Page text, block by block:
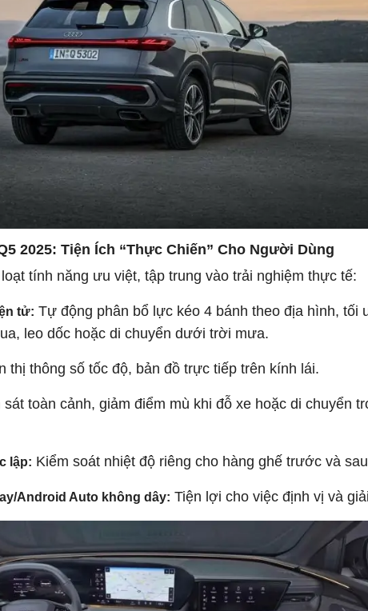
2025: Tiện Ích “Thực Chiến” Cho Người Dùng
tính năng ưu việt, tập trung vào trải nghiệm thực tế:
tử: Tự động phân bổ lực kéo 4 bánh theo địa hình, tối
leo dốc hoặc di chuyển dưới trời mưa.
thị thông số tốc độ, bản đồ trực tiếp trên kính lái.
sát toàn cảnh, giảm điểm mù khi đỗ xe hoặc di chuyển
lập: Kiểm soát nhiệt độ riêng cho hàng ghế trước và
Android Auto không dây: Tiện lợi cho việc định vị và